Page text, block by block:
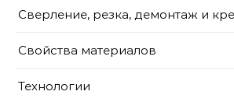
Сверление, резка, демонтаж и
Свойства материалов
Технологии